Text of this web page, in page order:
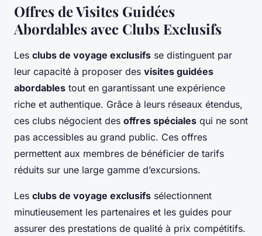
Offres de Visites Guidées
Abordables avec Clubs Exclusifs
Les clubs de voyage exclusifs se distinguent par
leur capacité à proposer des visites guidées
abordables tout en garantissant une expérience
riche et authentique. Grâce à leurs réseaux étendus,
ces clubs négocient des offres spéciales qui ne sont
pas accessibles au grand public. Ces offres
permettent aux membres de bénéficier de tarifs
réduits sur une large gamme d’excursions.
Les clubs de voyage exclusifs sélectionnent
minutieusement les partenaires et les guides pour
assurer des prestations de qualité à prix compétitifs.